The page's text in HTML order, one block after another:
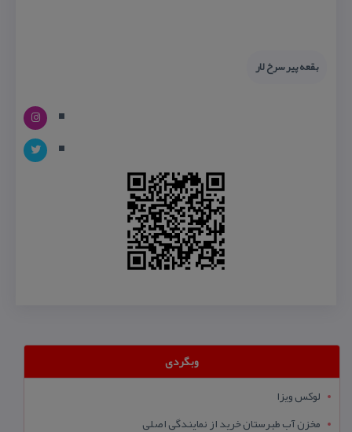
بقعه پیر سرخ لار
وبگردی
لوکس ویزا
مخزن آب طبرستان خرید از نمایندگی اصلی